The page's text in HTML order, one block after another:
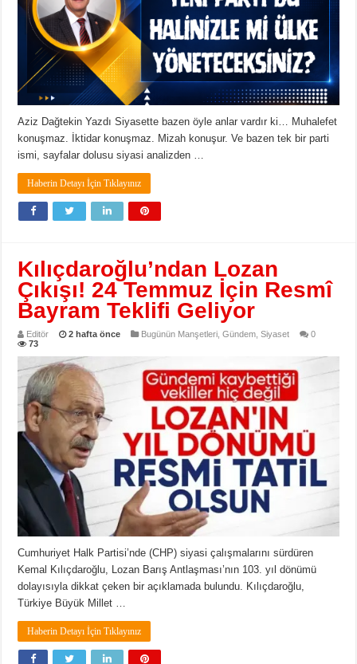
Aziz Dağtekin Yazdı Siyasette bazen öyle anlar vardır ki… Muhalefet
konuşmaz. İktidar konuşmaz. Mizah konuşur. Ve bazen tek bir parti
ismi, sayfalar dolusu siyasi analizden …
Haberin Detayı İçin Tıklayınız
Kılıçdaroğlu’ndan Lozan
Çıkışı! 24 Temmuz İçin Resmî
Bayram Teklifi Geliyor
Editör 2 hafta önce Bugünün Manşetleri,Gündem,Siyaset
0
73
Cumhuriyet Halk Partisi’nde (CHP) siyasi çalışmalarını sürdüren
Kemal Kılıçdaroğlu, Lozan Barış Antlaşması’nın 103. yıl dönümü
dolayısıyla dikkat çeken bir açıklamada bulundu. Kılıçdaroğlu,
Türkiye Büyük Millet …
Haberin Detayı İçin Tıklayınız